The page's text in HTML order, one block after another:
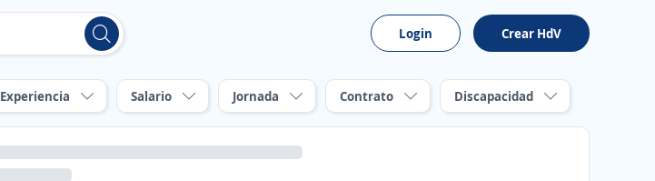
Login Crear HdV
Experiencia Salario Jornada Contrato Discapacidad